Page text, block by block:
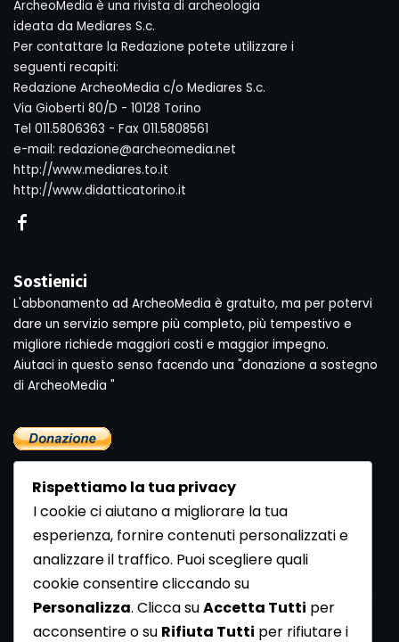
ArcheoMedia è una rivista di archeologia
ideata da Mediares S.c.
Per contattare la Redazione potete utilizzare i
seguenti recapiti:
Redazione ArcheoMedia c/o Mediares S.c.
Via Gioberti 80/D - 10128 Torino
Tel 011.5806363 - Fax 011.5808561
e-mail: redazione@archeomedia.net
http://www.mediares.to.it
http://www.didatticatorino.it
Sostienici
L'abbonamento ad ArcheoMedia è gratuito, ma per potervi
dare un servizio sempre più completo, più tempestivo e
migliore richiede maggiori costi e maggior impegno.
Aiutaci in questo senso facendo una "donazione a sostegno
di ArcheoMedia "
Newsletter
Se vuoi ricevere la Rivista gratuita di archeologia realizzata
dalla Redazione di ArcheoMedia iscriviti alla nostra
Rispettiamo la tua privacy
I cookie ci aiutano a migliorare la tua
esperienza, fornire contenuti personalizzati e
analizzare il traffico. Puoi scegliere quali
cookie consentire cliccando su
Personalizza. Clicca suAccetta Tutti per
acconsentire o su Rifiuta Tutti per rifiutare i